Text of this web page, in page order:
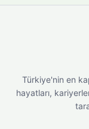
Türkiye'nin en
hayatları,